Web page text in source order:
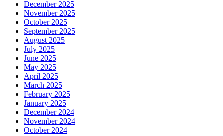
December 2025
November 2025
October 2025
September 2025
August 2025
July 2025
June 2025
May 2025
April 2025
March 2025
February 2025
January 2025
December 2024
November 2024
October 2024